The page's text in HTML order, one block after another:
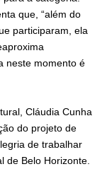
que, “além do
participaram, ela
neste momento é
Cláudia Cunha
do projeto de
de trabalhar
de Belo Horizonte.